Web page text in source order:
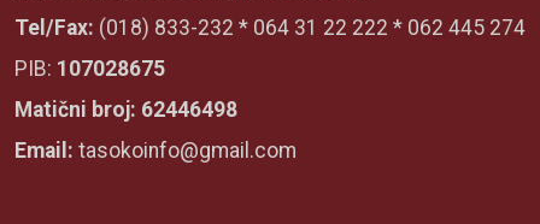
Tel/Fax: (018) 833-232 * 064 31 22 222 * 062 445 274
PIB: 107028675
Matični broj: 62446498
Email: tasokoinfo@gmail.com